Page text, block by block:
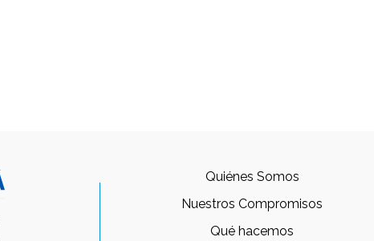
Quiénes Somos
Nuestros Compromisos
Qué hacemos